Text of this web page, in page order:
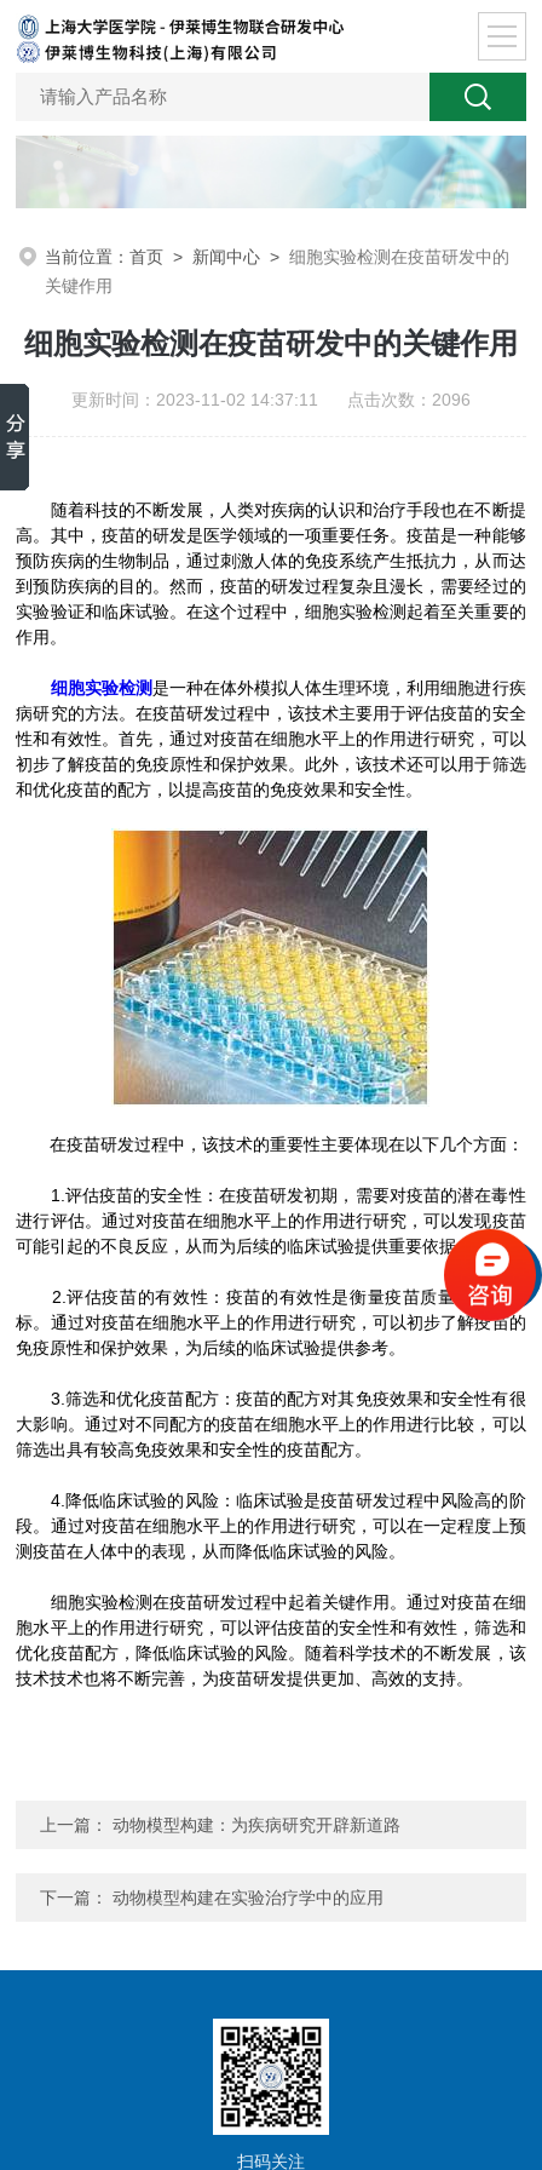
当前位置：首页 > 新闻中心 >细胞实验检测在疫苗研发中的
关键作用
细胞实验检测在疫苗研发中的关键作用
更新时间：2023-11-02 14:37:11 点击次数：2096
随着科技的不断发展，人类对疾病的认识和治疗手段也在不断提
高。其中，疫苗的研发是医学领域的一项重要任务。疫苗是一种能够
预防疾病的生物制品，通过刺激人体的免疫系统产生抵抗力，从而达
到预防疾病的目的。然而，疫苗的研发过程复杂且漫长，需要经过的
实验验证和临床试验。在这个过程中，细胞实验检测起着至关重要的
作用。
细胞实验检测是一种在体外模拟人体生理环境，利用细胞进行疾
病研究的方法。在疫苗研发过程中，该技术主要用于评估疫苗的安全
性和有效性。首先，通过对疫苗在细胞水平上的作用进行研究，可以
初步了解疫苗的免疫原性和保护效果。此外，该技术还可以用于筛选
和优化疫苗的配方，以提高疫苗的免疫效果和安全性。
在疫苗研发过程中，该技术的重要性主要体现在以下几个方面：
1.评估疫苗的安全性：在疫苗研发初期，需要对疫苗的潜在毒性
进行评估。通过对疫苗在细胞水平上的作用进行研究，可以发现疫苗
可能引起的不良反应，从而为后续的临床试验提供重要依据。
2.评估疫苗的有效性：疫苗的有效性是衡量疫苗质量的重要指
标。通过对疫苗在细胞水平上的作用进行研究，可以初步了解疫苗的
免疫原性和保护效果，为后续的临床试验提供参考。
3.筛选和优化疫苗配方：疫苗的配方对其免疫效果和安全性有很
大影响。通过对不同配方的疫苗在细胞水平上的作用进行比较，可以
筛选出具有较高免疫效果和安全性的疫苗配方。
4.降低临床试验的风险：临床试验是疫苗研发过程中风险高的阶
段。通过对疫苗在细胞水平上的作用进行研究，可以在一定程度上预
测疫苗在人体中的表现，从而降低临床试验的风险。
细胞实验检测在疫苗研发过程中起着关键作用。通过对疫苗在细
胞水平上的作用进行研究，可以评估疫苗的安全性和有效性，筛选和
优化疫苗配方，降低临床试验的风险。随着科学技术的不断发展，该
技术技术也将不断完善，为疫苗研发提供更加、高效的支持。
上一篇：动物模型构建：为疾病研究开辟新道路
下一篇：动物模型构建在实验治疗学中的应用
扫码关注